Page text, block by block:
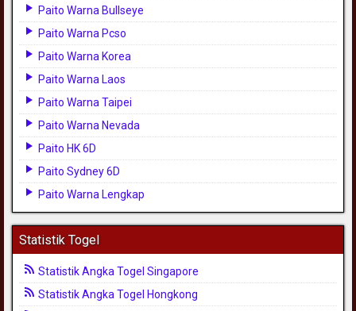
Paito Warna Bullseye
Paito Warna Pcso
Paito Warna Korea
Paito Warna Laos
Paito Warna Taipei
Paito Warna Nevada
Paito HK 6D
Paito Sydney 6D
Paito Warna Lengkap
Statistik Togel
Statistik Angka Togel Singapore
Statistik Angka Togel Hongkong